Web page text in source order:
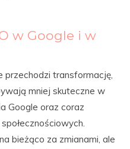
w Google i w
przechodzi transformację,
mniej skuteczne w
Google oraz coraz
bieżąco za zmianami, ale